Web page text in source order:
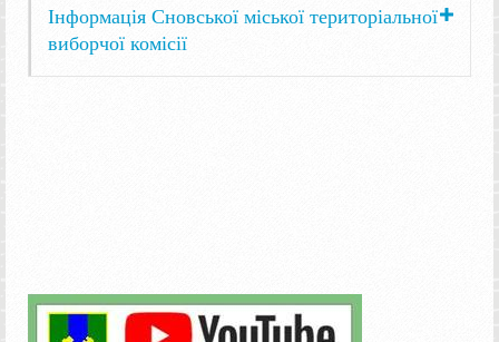
Інформація Сновської міської територіальної
виборчої комісії